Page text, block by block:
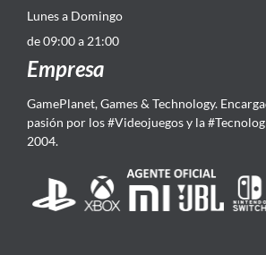
Lunes a Domingo
de 09:00 a 21:00
Empresa
GamePlanet, Games & Technology.
pasión por los #Videojuegos y la
2004.